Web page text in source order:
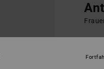
35,00 €